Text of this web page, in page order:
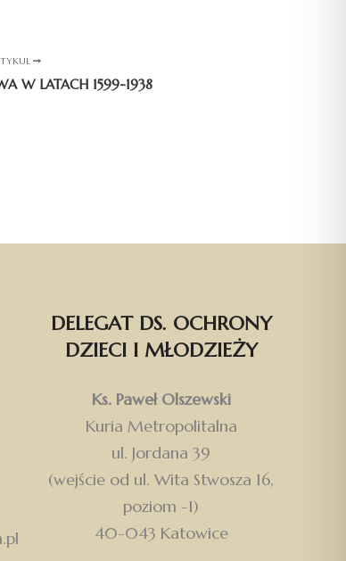
W LATACH 1599-1938
DELEGAT DS. OCHRONY
DZIECI I MŁODZIEŻY
Ks. Paweł Olszewski
Kuria Metropolitalna
ul. Jordana 39
(wejście od ul. Wita Stwosza 16,
poziom -1)
40-043 Katowice